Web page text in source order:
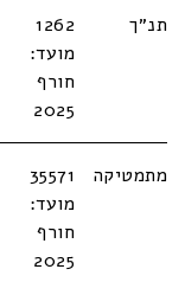
תנ״ך
1262
מועד:
חורף
2025
מתמטיקה
35571
מועד:
חורף
2025